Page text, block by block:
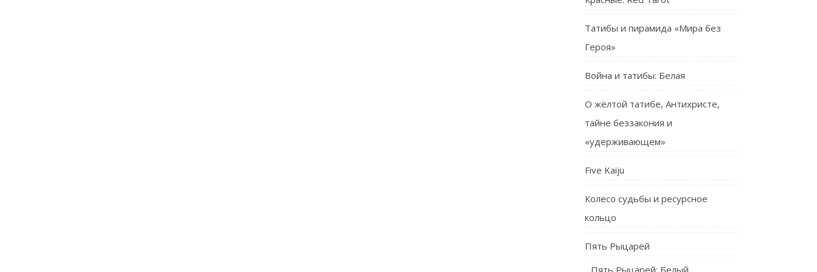
Татибы и пирамида «Мира без
Героя»
Война и татибы: Белая
О жёлтой татибе, Антихристе,
тайне беззакония и
«удерживающем»
Five Kaiju
Колесо судьбы и ресурсное
кольцо
Пять Рыцарей
Пять Рыцарей: Белый